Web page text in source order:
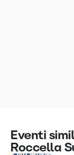
Eventi
Roccella